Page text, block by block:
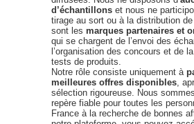
d’échantillons et nous ne
tirage au sort ou à la distribution
sont les marques partenaires et
qui se chargent de l’envoi des
l’organisation des concours et de
tests de produits.
Notre rôle consiste uniquement à
meilleures offres disponibles ,
sélection rigoureuse. Nous
repère fiable pour toutes les
France à la recherche de bonnes